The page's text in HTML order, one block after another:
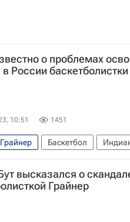
о проблемах
России баскетболистки
10:51 1451
Баскетбол
высказался о
Грайнер